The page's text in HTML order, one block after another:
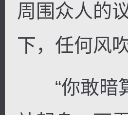
周围众人的
下，任何风
“你敢暗算